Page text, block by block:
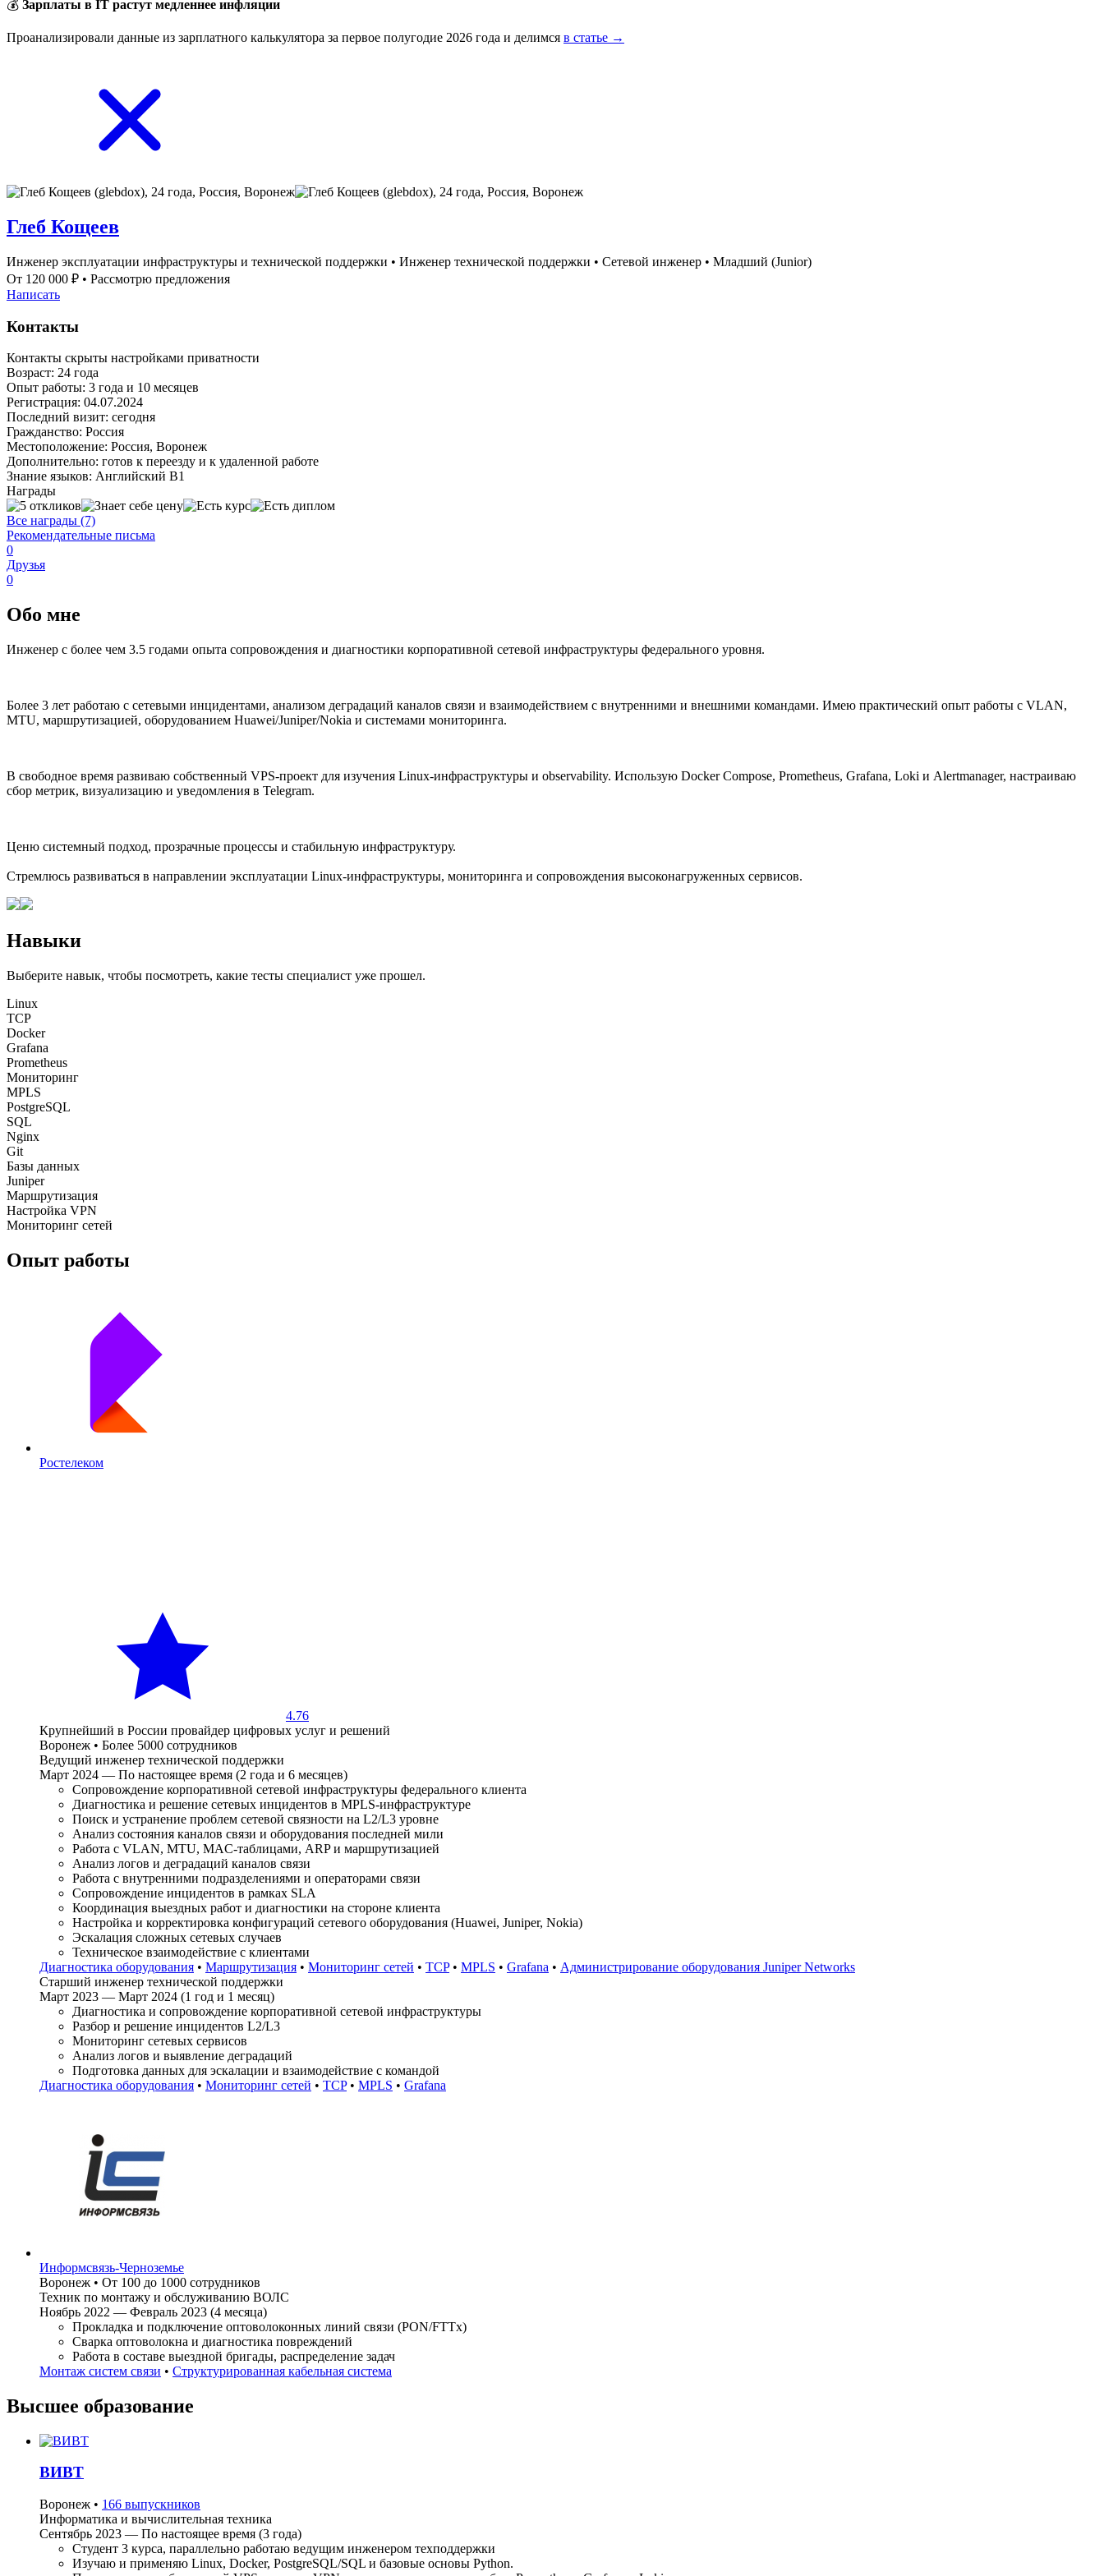
💰 Зарплаты в IT растут медленнее инфляции
Проанализировали данные из зарплатного калькулятора за первое полугодие 2026 года и делимся в статье →
Глеб Кощеев
Инженер эксплуатации инфраструктуры и технической поддержки • Инженер технической поддержки • Сетевой инженер • Младший (Junior)
От 120 000 ₽ • Рассмотрю предложения
Написать
Контакты
Контакты скрыты настройками приватности
Возраст: 24 года
Опыт работы: 3 года и 10 месяцев
Регистрация: 04.07.2024
Последний визит: сегодня
Гражданство: Россия
Местоположение: Россия, Воронеж
Дополнительно: готов к переезду и к удаленной работе
Знание языков: Английский В1
Награды
Все награды (7)
Рекомендательные письма
0
Друзья
0
Обо мне
Инженер с более чем 3.5 годами опыта сопровождения и диагностики корпоративной сетевой инфраструктуры федерального уровня.
Более 3 лет работаю с сетевыми инцидентами, анализом деградаций каналов связи и взаимодействием с внутренними и внешними командами. Имею практический опыт работы с VLAN,
MTU, маршрутизацией, оборудованием Huawei/Juniper/Nokia и системами мониторинга.
В свободное время развиваю собственный VPS-проект для изучения Linux-инфраструктуры и observability. Использую Docker Compose, Prometheus, Grafana, Loki и Alertmanager, настраиваю
сбор метрик, визуализацию и уведомления в Telegram.
Ценю системный подход, прозрачные процессы и стабильную инфраструктуру.
Стремлюсь развиваться в направлении эксплуатации Linux-инфраструктуры, мониторинга и сопровождения высоконагруженных сервисов.
Навыки
Выберите навык, чтобы посмотреть, какие тесты специалист уже прошел.
Linux
TCP
Docker
Grafana
Prometheus
Мониторинг
MPLS
PostgreSQL
SQL
Nginx
Git
Базы данных
Juniper
Маршрутизация
Настройка VPN
Мониторинг сетей
Опыт работы
Ростелеком
4.76
Крупнейший в России провайдер цифровых услуг и решений
Воронеж • Более 5000 сотрудников
Ведущий инженер технической поддержки
Март 2024 — По настоящее время (2 года и 6 месяцев)
Сопровождение корпоративной сетевой инфраструктуры федерального клиента
Диагностика и решение сетевых инцидентов в MPLS-инфраструктуре
Поиск и устранение проблем сетевой связности на L2/L3 уровне
Анализ состояния каналов связи и оборудования последней мили
Работа с VLAN, MTU, MAC-таблицами, ARP и маршрутизацией
Анализ логов и деградаций каналов связи
Работа с внутренними подразделениями и операторами связи
Сопровождение инцидентов в рамках SLA
Координация выездных работ и диагностики на стороне клиента
Настройка и корректировка конфигураций сетевого оборудования (Huawei, Juniper, Nokia)
Эскалация сложных сетевых случаев
Техническое взаимодействие с клиентами
Диагностика оборудования • Маршрутизация • Мониторинг сетей • TCP• MPLS • Grafana • Администрирование оборудования Juniper Networks
Старший инженер технической поддержки
Март 2023 — Март 2024 (1 год и 1 месяц)
Диагностика и сопровождение корпоративной сетевой инфраструктуры
Разбор и решение инцидентов L2/L3
Мониторинг сетевых сервисов
Анализ логов и выявление деградаций
Подготовка данных для эскалации и взаимодействие с командой
Диагностика оборудования • Мониторинг сетей • TCP• MPLS • Grafana
Информсвязь-Черноземье
Воронеж • От 100 до 1000 сотрудников
Техник по монтажу и обслуживанию ВОЛС
Ноябрь 2022 — Февраль 2023 (4 месяца)
Прокладка и подключение оптоволоконных линий связи (PON/FTTx)
Сварка оптоволокна и диагностика повреждений
Работа в составе выездной бригады, распределение задач
Монтаж систем связи • Структурированная кабельная система
Высшее образование
ВИВТ
Воронеж • 166 выпускников
Информатика и вычислительная техника
Сентябрь 2023 — По настоящее время (3 года)
Студент 3 курса, параллельно работаю ведущим инженером техподдержки
Изучаю и применяю Linux, Docker, PostgreSQL/SQL и базовые основы Python.